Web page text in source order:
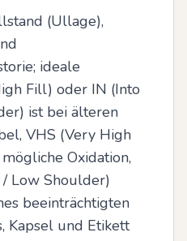
(Ullage),
ideale
Fill) oder IN (Into
ist bei älteren
VHS (Very High
Oxidation,
Low Shoulder)
beeinträchtigten
Kapsel und Etikett